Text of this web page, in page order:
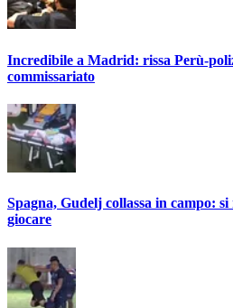
Incredibile a Madrid: rissa Perù-
commissariato
Spagna, Gudelj collassa in campo:
giocare